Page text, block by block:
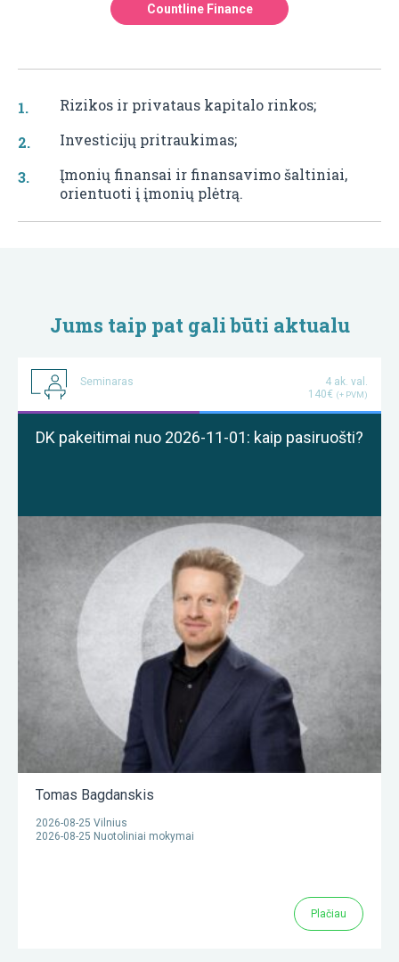
Countline Finance
Rizikos ir privataus kapitalo rinkos;
Investicijų pritraukimas;
Įmonių finansai ir finansavimo šaltiniai,
orientuoti į įmonių plėtrą.
Jums taip pat gali būti aktualu
Seminaras
4 ak. val.
140€ (+ PVM)
DK pakeitimai nuo 2026-11-01: kaip pasiruošti?
Tomas Bagdanskis
2026-08-25 Vilnius
2026-08-25 Nuotoliniai mokymai
Plačiau